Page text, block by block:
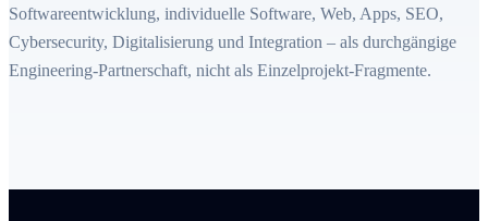
Softwareentwicklung, individuelle Software, Web, Apps, SEO,
Cybersecurity, Digitalisierung und Integration – als durchgängige
Engineering-Partnerschaft, nicht als Einzelprojekt-Fragmente.